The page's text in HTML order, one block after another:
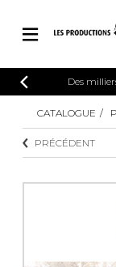
CATALOGUE
Explorez notre
riche en œuvres
arrangements de
PARTITIONS
Des
arrangements
CATALOGUE
PRÉCÉDENT